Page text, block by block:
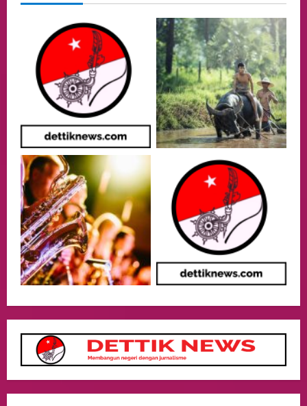
lembaga investor, Berorientasi Untuk
Meningkatkan SDM
05/08/2026
3
Health
Aliyuddin: Anak Indonesia di Luar Negeri
Harus Berprestasi, Berkarakter, dan
Menjaga Nama Baik Bangsa
05/08/2026
4
Putusan Diundur Lagi, Pernyataan
Hakim pada Sidang Sebelumnya Jadi
Sorotan
05/08/2026
5
Politik
Presiden Prabowo dan PM Thailand
Sepakat Perkuat Stabilitas ketahan
Kedua Negara.
Culture
Pengadilan Agama Jakarta Pusat
Selesaikan 25 Perkara Isbat Nikah bagi
WNI di Johor Bahru